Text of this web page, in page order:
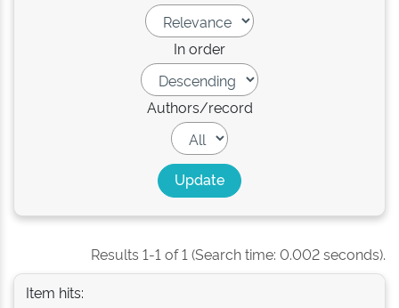
In order
Authors/record
Results 1-1 of 1 (Search time: 0.002 seconds).
Item hits: